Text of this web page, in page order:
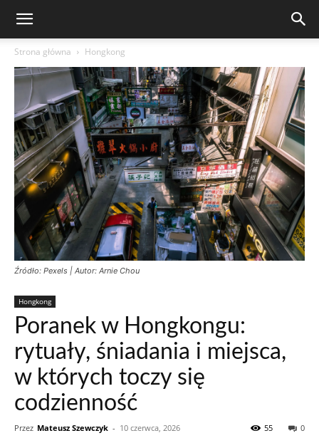
Strona główna Hongkong
Źródło: Pexels | Autor: Arnie Chou
Hongkong
Poranek w Hongkongu:
rytuały, śniadania i miejsca,
w których toczy się
codzienność
Przez Mateusz Szewczyk - 10 czerwca, 2026 0
55